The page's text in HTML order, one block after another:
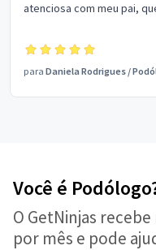
atenciosa com meu pai,
para Daniela Rodrigues /
Você é
O GetNinjas
por mês e pode